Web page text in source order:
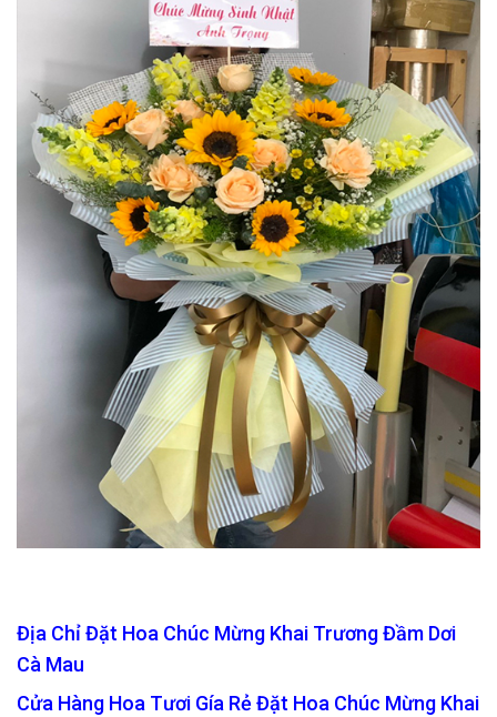
Địa Chỉ Đặt Hoa Chúc Mừng Khai Trương Đầm Dơi
Cà Mau
Cửa Hàng Hoa Tươi Gía Rẻ Đặt Hoa Chúc Mừng Khai